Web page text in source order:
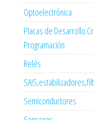
Optoelectrónica
Placas de
Programación
Relés
Semiconductores